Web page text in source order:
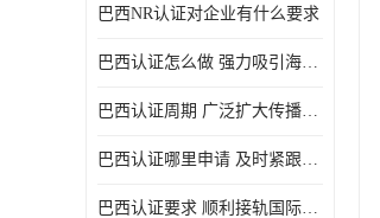
巴西NR认证对企业有什么要求
巴西认证怎么做 强力吸引海外投资
巴西认证周期 广泛扩大传播范围
巴西认证哪里申请 及时紧跟法规变化
巴西认证要求 顺利接轨国际规范